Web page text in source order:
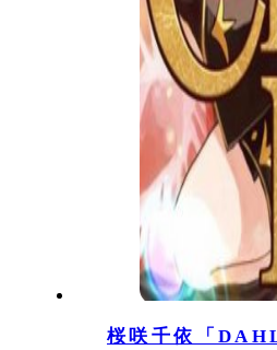
桜咲千依「